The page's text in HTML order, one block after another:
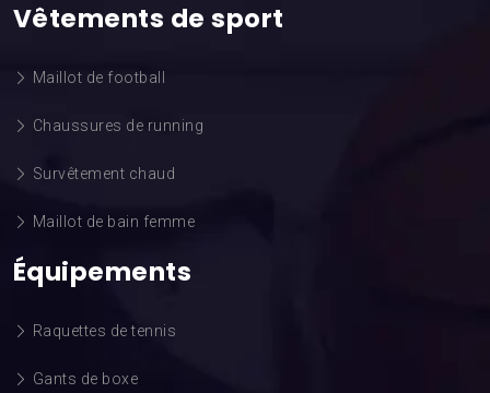
Vêtements de sport
Maillot de football
Chaussures de running
Survêtement chaud
Maillot de bain femme
Équipements
Raquettes de tennis
Gants de boxe